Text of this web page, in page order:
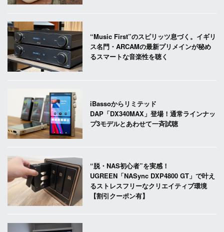
“Music First”のスピリッツ息づく。イギリ
ス名門・ARCAMの最新プリメインが秘め
るスマートな音楽性を聴く
iBassoからリミテッド
DAP「DX340MAX」登場！通常ラインナッ
プ3モデルとあわせて一斉試聴
“脱・NAS初心者”を実感！
UGREEN「NASync DXP4800 GT」で叶え
るストレスフリーなクリエイティブ環境
【割引クーポン有】